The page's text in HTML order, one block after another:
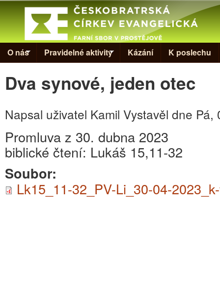
Skip
Evangelická
církev v
Prostějově
O nás Pravidelné aktivity Kázání K poslechu
Dva synové, jeden otec
Napsal uživatel Kamil Vystavěl dne Pá,
Promluva z 30. dubna 2023
biblické čtení: Lukáš 15,11-32
Soubor:
Lk15_11-32_PV-Li_30-04-